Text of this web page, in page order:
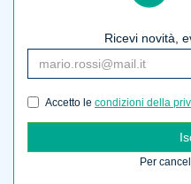
Ricevi novità,
Accetto le condizioni della
Per